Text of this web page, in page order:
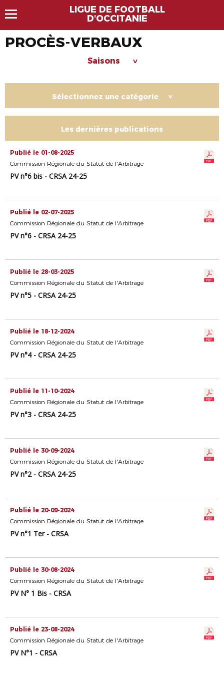
LIGUE DE FOOTBALL
D'OCCITANIE
PROCÈS-VERBAUX
Saisons >
Sélectionnez une catégorie >
Les dernières publications
Publié le 01-08-2025
Commission Régionale du Statut de l'Arbitrage
PV n°6 bis - CRSA 24-25
Publié le 02-07-2025
Commission Régionale du Statut de l'Arbitrage
PV n°6 - CRSA 24-25
Publié le 28-03-2025
Commission Régionale du Statut de l'Arbitrage
PV n°5 - CRSA 24-25
Publié le 18-12-2024
Commission Régionale du Statut de l'Arbitrage
PV n°4 - CRSA 24-25
Publié le 11-10-2024
Commission Régionale du Statut de l'Arbitrage
PV n°3 - CRSA 24-25
Publié le 30-09-2024
Commission Régionale du Statut de l'Arbitrage
PV n°2 - CRSA 24-25
Publié le 20-09-2024
Commission Régionale du Statut de l'Arbitrage
PV n°1 Ter - CRSA
Publié le 30-08-2024
Commission Régionale du Statut de l'Arbitrage
PV N° 1 Bis - CRSA
Publié le 23-08-2024
Commission Régionale du Statut de l'Arbitrage
PV N°1 - CRSA